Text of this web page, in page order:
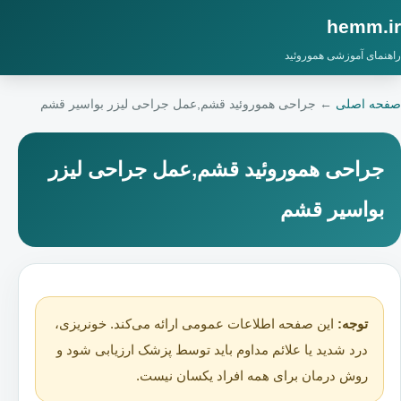
hemm.ir
راهنمای آموزشی هموروئید
صفحه اصلی ← جراحی هموروئید قشم,عمل جراحی لیزر بواسیر قشم
جراحی هموروئید قشم,عمل جراحی لیزر
بواسیر قشم
توجه: این صفحه اطلاعات عمومی ارائه می‌کند. خونریزی،
درد شدید یا علائم مداوم باید توسط پزشک ارزیابی شود و
روش درمان برای همه افراد یکسان نیست.